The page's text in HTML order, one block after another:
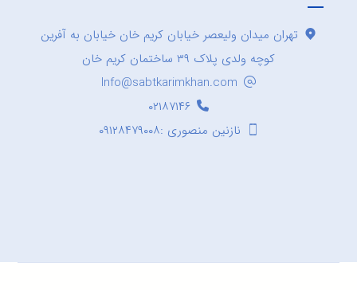
تهران میدان ولیعصر خیابان کریم خان خیابان به آفرین
کوچه ولدی پلاک ۳۹ ساختمان کریم خان
Info@sabtkarimkhan.com
۰۲۱۸۷۱۴۶
نازنین منصوری :۰۹۱۲۸۴۷۹۰۰۸